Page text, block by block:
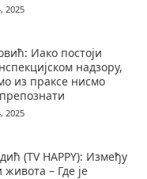
2025
Иако постоји
надзору,
из праксе нисмо
2025
(TV HAPPY): Између
– Где је